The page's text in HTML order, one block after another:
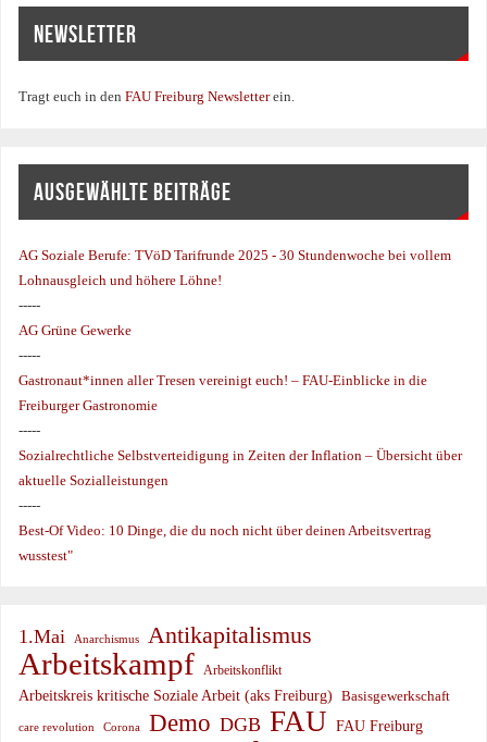
NEWSLETTER
Tragt euch in denFAU Freiburg Newsletterein.
AUSGEWÄHLTE BEITRÄGE
AG Soziale Berufe:TVöD Tarifrunde 2025 - 30 Stundenwoche bei vollem
Lohnausgleich und höhere Löhne!
-----
AG Grüne Gewerke
-----
Gastronaut*innen aller Tresen vereinigt euch! – FAU-Einblicke in die
Freiburger Gastronomie
-----
Sozialrechtliche Selbstverteidigung in Zeiten der Inflation – Übersicht über
aktuelle Sozialleistungen
-----
Best-Of Video: 10 Dinge, die du noch nicht über deinen Arbeitsvertrag
wusstest"
1.Mai Anarchismus Antikapitalismus
Arbeitskampf Arbeitskonflikt
Arbeitskreis kritische Soziale Arbeit (aks Freiburg) Basisgewerkschaft
care revolution Corona Demo DGB FAU FAU Freiburg